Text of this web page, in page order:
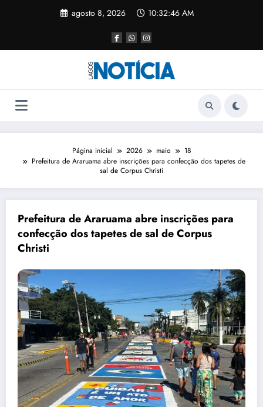
agosto 8, 2026 10:32:46 AM
Página inicial 2026 maio
18
Prefeitura de Araruama abre inscrições para confecção dos tapetes de
sal de Corpus Christi
Prefeitura de Araruama abre inscrições para
confecção dos tapetes de sal de Corpus
Christi